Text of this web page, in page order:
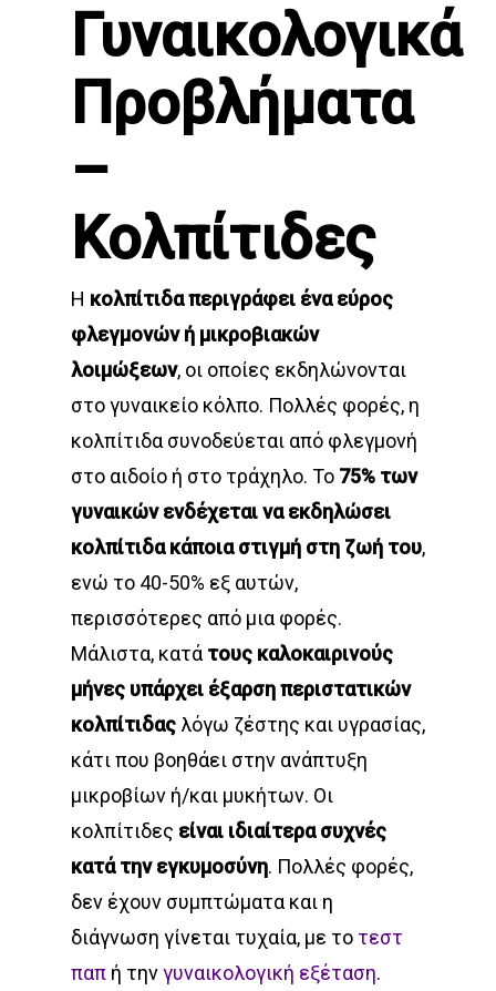
Γυναικολογικά
Προβλήματα
–
Κολπίτιδες
Η κολπίτιδα περιγράφει ένα εύρος
φλεγμονών ή μικροβιακών
λοιμώξεων, οι οποίες εκδηλώνονται
στο γυναικείο κόλπο. Πολλές φορές, η
κολπίτιδα συνοδεύεται από φλεγμονή
στο αιδοίο ή στο τράχηλο. Το 75% των
γυναικών ενδέχεται να εκδηλώσει
κολπίτιδα κάποια στιγμή στη ζωή του,
ενώ το 40-50% εξ αυτών,
περισσότερες από μια φορές.
Μάλιστα, κατά τους καλοκαιρινούς
μήνες υπάρχει έξαρση περιστατικών
κολπίτιδας λόγω ζέστης και υγρασίας,
κάτι που βοηθάει στην ανάπτυξη
μικροβίων ή/και μυκήτων. Οι
κολπίτιδες είναι ιδιαίτερα συχνές
κατά την εγκυμοσύνη. Πολλές φορές,
δεν έχουν συμπτώματα και η
διάγνωση γίνεται τυχαία, με το τεστ
παπ ή τηνγυναικολογική εξέταση.